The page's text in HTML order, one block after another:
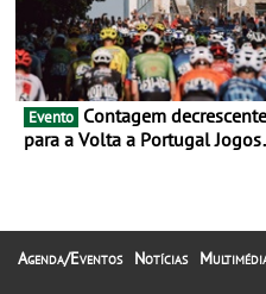
Evento
para a Volta a Portugal Jogos
Agenda/Eventos Notícias